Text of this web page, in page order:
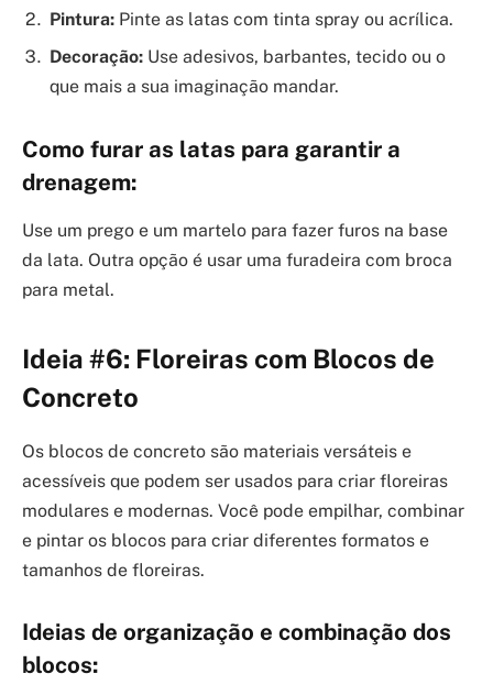
Pintura: Pinte as latas com tinta spray ou acrílica.
Decoração: Use adesivos, barbantes, tecido ou o
que mais a sua imaginação mandar.
Como furar as latas para garantir a
drenagem:
Use um prego e um martelo para fazer furos na base
da lata. Outra opção é usar uma furadeira com broca
para metal.
Ideia #6: Floreiras com Blocos de
Concreto
Os blocos de concreto são materiais versáteis e
acessíveis que podem ser usados para criar floreiras
modulares e modernas. Você pode empilhar, combinar
e pintar os blocos para criar diferentes formatos e
tamanhos de floreiras.
Ideias de organização e combinação dos
blocos: